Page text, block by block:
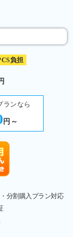
負担
ランなら
円～
分割購入プラン対応